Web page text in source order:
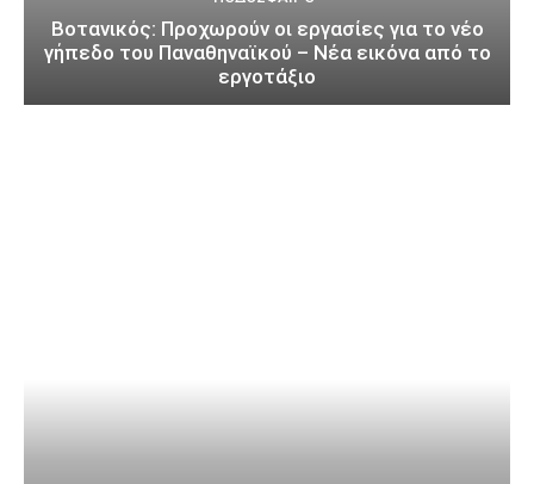
Βοτανικός: Προχωρούν οι εργασίες για το νέο
γήπεδο του Παναθηναϊκού – Νέα εικόνα από το
εργοτάξιο